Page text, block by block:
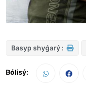
Basyp shyǵarý :
Bólisý: